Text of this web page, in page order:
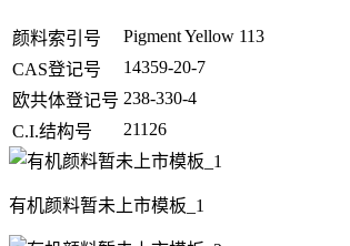
颜料索引号
Pigment Yellow 113
CAS登记号
14359-20-7
欧共体登记号 238-330-4
C.I.结构号
21126
有机颜料暂未上市模板_1